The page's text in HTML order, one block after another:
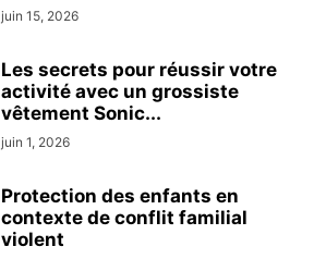
juin 15, 2026
Les secrets pour réussir votre
activité avec un grossiste
vêtement Sonic...
juin 1, 2026
Protection des enfants en
contexte de conflit familial
violent